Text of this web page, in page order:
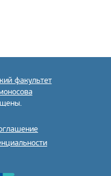
факультет